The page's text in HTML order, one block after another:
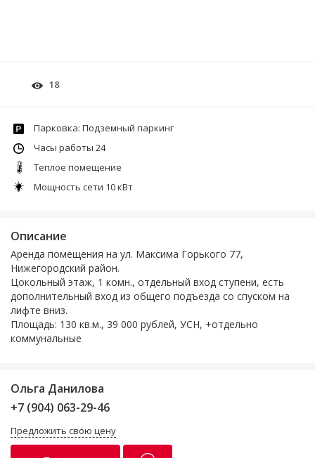
18
Парковка: Подземный паркинг
Часы работы 24
Теплое помещение
Мощность сети 10 кВт
Описание
Аренда помещения на ул. Максима Горького 77,
Нижегородский район.
Цокольный этаж, 1 комн., отдельный вход ступени, есть
дополнительный вход из общего подъезда со спуском на
лифте вниз.
Площадь: 130 кв.м., 39 000 рублей, УСН, +отдельно
коммунальные
Ольга Данилова
+7 (904) 063-29-46
Предложить свою цену